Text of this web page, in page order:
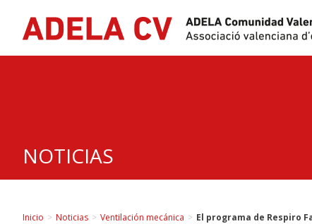
NOTICIAS
Inicio > Noticias > Ventilación mecánica > El programa de Respiro